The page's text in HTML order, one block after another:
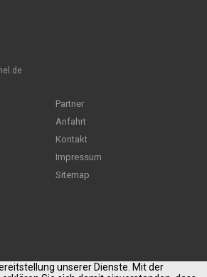
Partner
Anfahrt
Kontakt
Impressum
Sitemap
unserer Dienste. Mit der